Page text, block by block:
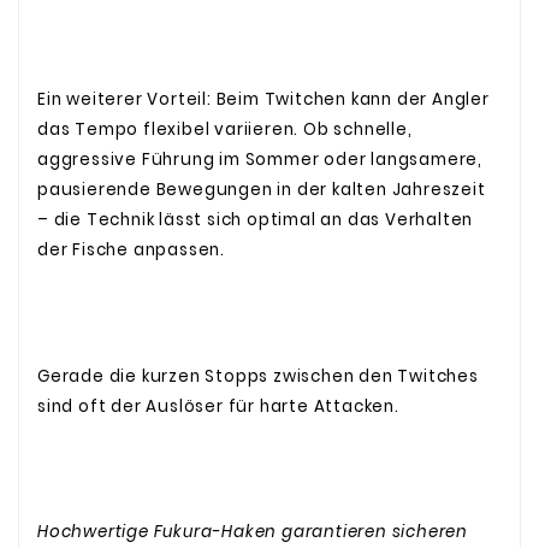
Ein weiterer Vorteil: Beim Twitchen kann der Angler
das Tempo flexibel variieren. Ob schnelle,
aggressive Führung im Sommer oder langsamere,
pausierende Bewegungen in der kalten Jahreszeit
– die Technik lässt sich optimal an das Verhalten
der Fische anpassen.
Gerade die kurzen Stopps zwischen den Twitches
sind oft der Auslöser für harte Attacken.
Hochwertige Fukura-Haken garantieren sicheren